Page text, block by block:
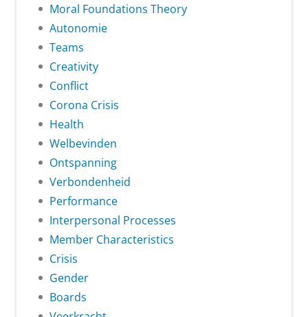
Moral Foundations Theory
Autonomie
Teams
Creativity
Conflict
Corona Crisis
Health
Welbevinden
Ontspanning
Verbondenheid
Performance
Interpersonal Processes
Member Characteristics
Crisis
Gender
Boards